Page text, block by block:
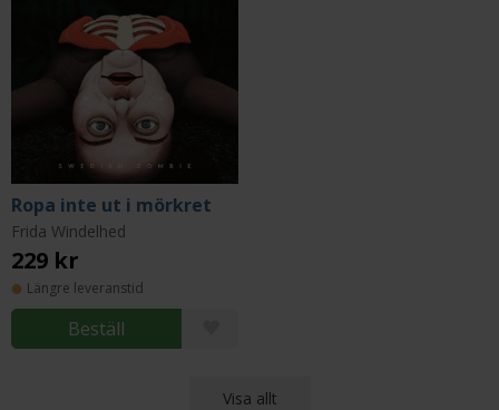
Ropa inte ut i mörkret
Frida Windelhed
229 kr
Längre leveranstid
Beställ
Visa allt